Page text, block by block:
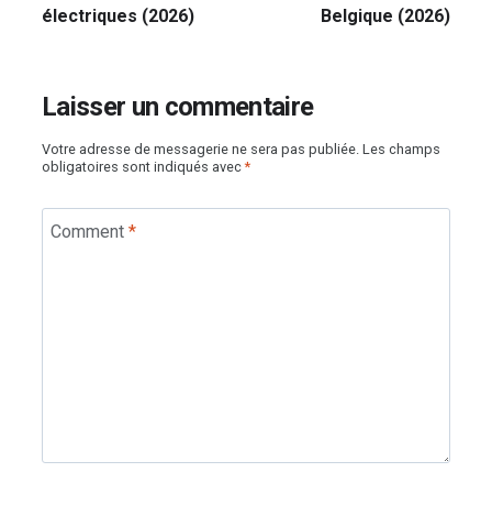
électriques (2026)
Belgique (2026)
Laisser un commentaire
Votre adresse de messagerie ne sera pas publiée. Les champs
obligatoires sont indiqués avec*
Comment *